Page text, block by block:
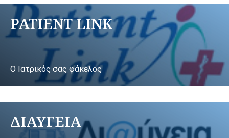
PATIENT LINK
Ο Ιατρικός σας φάκελος
ΔΙΑΥΓΕΙΑ